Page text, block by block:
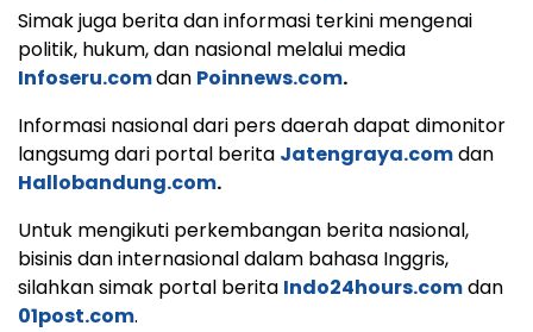
Simak juga berita dan informasi terkini mengenai
politik, hukum, dan nasional melalui media
Infoseru.comdan Poinnews.com.
Informasi nasional dari pers daerah dapat dimonitor
langsumg dari portal berita Jatengraya.comdan
Hallobandung.com.
Untuk mengikuti perkembangan berita nasional,
bisinis dan internasional dalam bahasa Inggris,
silahkan simak portal berita Indo24hours.comdan
01post.com.